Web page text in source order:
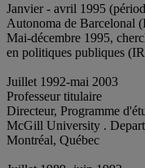
Janvier - avril 1995
Autonoma de Barcelonal
Mai-décembre 1995,
en politiques publiques
Juillet 1992-mai 2003
Professeur titulaire
Directeur, Programme
McGill University .
Montréal, Québec